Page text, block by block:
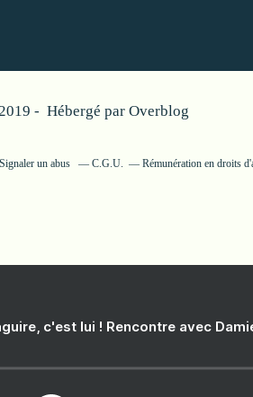
- Hébergé par Overblog
Signaler un abus C.G.U. Rémunération en droits
c'est lui ! Rencontre avec